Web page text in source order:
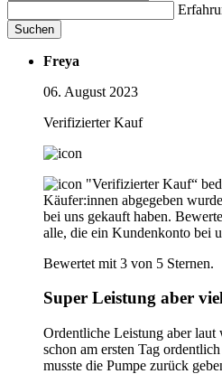
Suchen
Freya
06. August 2023
Verifizierter Kauf
"Verifizierter Kauf“
Käufer:innen abgegeben
bei uns gekauft haben.
alle, die ein Kundenkonto bei
Bewertet mit 3 von 5 Sternen.
Super Leistung aber
Ordentliche Leistung aber laut
schon am ersten Tag
musste die Pumpe zurück